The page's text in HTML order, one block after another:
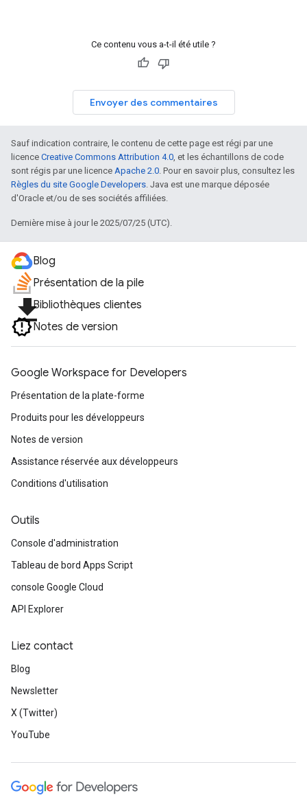
Ce contenu vous a-t-il été utile ?
Envoyer des commentaires
Sauf indication contraire, le contenu de cette page est régi par une
licence Creative Commons Attribution 4.0, et les échantillons de code
sont régis par une licence Apache 2.0. Pour en savoir plus, consultez les
Règles du site Google Developers. Java est une marque déposée
d'Oracle et/ou de ses sociétés affiliées.
Dernière mise à jour le 2025/07/25 (UTC).
Blog
Présentation de la pile
file_downloadBibliothèques clientes
Notes de version
Google Workspace for Developers
Présentation de la plate-forme
Produits pour les développeurs
Notes de version
Assistance réservée aux développeurs
Conditions d'utilisation
Outils
Console d'administration
Tableau de bord Apps Script
console Google Cloud
API Explorer
Liez contact
Blog
Newsletter
X (Twitter)
YouTube